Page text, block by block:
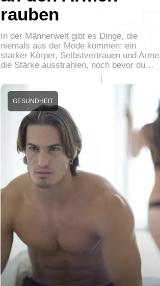
rauben
In der Männerwelt gibt es Dinge, die
niemals aus der Mode kommen: ein
starker Körper, Selbstvertrauen und
die Stärke ausstrahlen, noch bevor du…
GESUNDHEIT